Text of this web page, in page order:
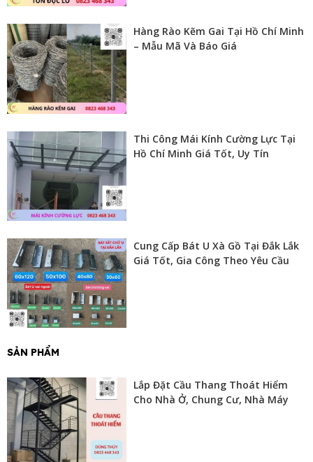
Hàng Rào Kẽm Gai Tại Hồ Chí Minh
– Mẫu Mã Và Báo Giá
Thi Công Mái Kính Cường Lực Tại
Hồ Chí Minh Giá Tốt, Uy Tín
Cung Cấp Bát U Xà Gồ Tại Đắk Lắk
Giá Tốt, Gia Công Theo Yêu Cầu
SẢN PHẨM
Lắp Đặt Cầu Thang Thoát Hiểm
Cho Nhà Ở, Chung Cư, Nhà Máy